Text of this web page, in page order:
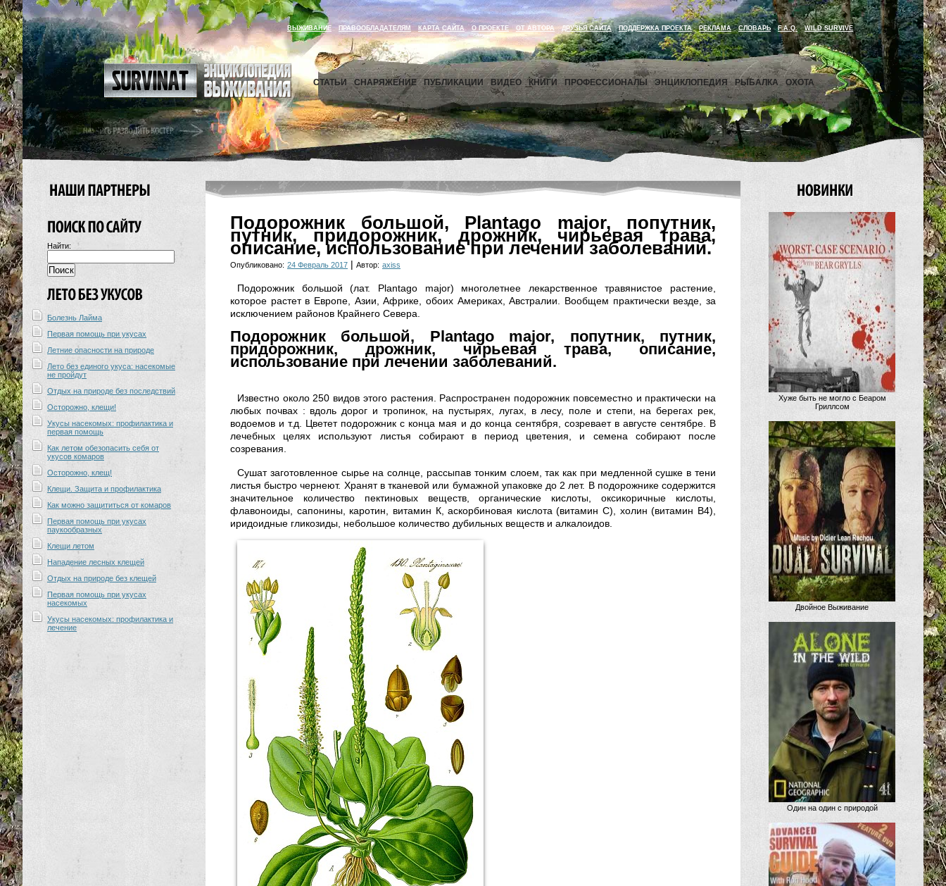
ВЫЖИВАНИЕ ПРАВООБЛАДАТЕЛЯМ КАРТА САЙТА О ПРОЕКТЕ ОТ АВТОРА ДРУЗЬЯ САЙТА ПОДДЕРЖКА ПРОЕКТА РЕКЛАМА СЛОВАРЬ F.A.Q. WILD SURVIVE
СТАТЬИ СНАРЯЖЕНИЕ ПУБЛИКАЦИИ ВИДЕО КНИГИ ПРОФЕССИОНАЛЫ ЭНЦИКЛОПЕДИЯ РЫБАЛКА ОХОТА
Найти:
Болезнь Лайма
Первая помощь при укусах
Летние опасности на природе
Лето без единого укуса: насекомые
не пройдут
Отдых на природе без последствий
Осторожно, клещи!
Укусы насекомых: профилактика и
первая помощь
Как летом обезопасить себя от
укусов комаров
Осторожно, клещ!
Клещи. Защита и профилактика
Как можно защититься от комаров
Первая помощь при укусах
паукообразных
Клещи летом
Нападение лесных клещей
Отдых на природе без клещей
Первая помощь при укусах
насекомых
Укусы насекомых: профилактика и
лечение
Подорожник большой, Plantago major, попутник,
путник, придорожник, дрожник, чирьевая трава,
описание, использование при лечении заболеваний.
Опубликовано: 24 Февраль 2017 | Автор: axiss
Подорожник большой (лат. Plantago major) многолетнее лекарственное травянистое растение,
которое растет в Европе, Азии, Африке, обоих Америках, Австралии. Вообщем практически везде, за
исключением районов Крайнего Севера.
Подорожник большой, Plantago major, попутник, путник,
придорожник, дрожник, чирьевая трава, описание,
использование при лечении заболеваний.
Известно около 250 видов этого растения. Распространен подорожник повсеместно и практически на
любых почвах : вдоль дорог и тропинок, на пустырях, лугах, в лесу, поле и степи, на берегах рек,
водоемов и т.д. Цветет подорожник с конца мая и до конца сентября, созревает в августе сентябре. В
лечебных целях используют листья собирают в период цветения, и семена собирают после
созревания.
Сушат заготовленное сырье на солнце, рассыпав тонким слоем, так как при медленной сушке в тени
листья быстро чернеют. Хранят в тканевой или бумажной упаковке до 2 лет. В подорожнике содержится
значительное количество пектиновых веществ, органические кислоты, оксикоричные кислоты,
флавоноиды, сапонины, каротин, витамин К, аскорбиновая кислота (витамин С), холин (витамин В4),
иридоидные гликозиды, небольшое количество дубильных веществ и алкалоидов.
Хуже быть не могло с Беаром
Гриллсом
Двойное Выживание
Один на один с природой